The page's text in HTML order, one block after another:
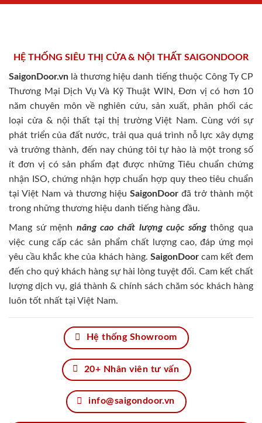
HỆ THỐNG SIÊU THỊ CỬA & NỘI THẤT SAIGONDOOR
SaigonDoor.vn là thương hiệu danh tiếng thuộc Công Ty CP
Thương Mại Dịch Vụ Và Kỹ Thuật WIN, Đơn vị có hơn 10
năm chuyên môn về nghiên cứu, sản xuất, phân phối các
loại cửa & nội thất tại thị trường Việt Nam. Cùng với sự
phát triển của đất nước, trải qua quá trình nỗ lực xây dựng
và trưởng thành, đến nay chúng tôi tự hào là một trong số
ít đơn vị có sản phẩm đạt được những Tiêu chuẩn chứng
nhận ISO, chứng nhận hợp chuẩn hợp quy theo tiêu chuẩn
tại Việt Nam và thương hiệu SaigonDoor đã trở thành một
trong những thương hiệu danh tiếng hàng đầu.
Mang sứ mệnh nâng cao chất lượng cuộc sốngthông qua
việc cung cấp các sản phẩm chất lượng cao, đáp ứng mọi
yêu cầu khắc khe của khách hàng. SaigonDoorcam kết đem
đến cho quý khách hàng sự hài lòng tuyệt đối. Cam kết chất
lượng dịch vụ, giá thành & chính sách chăm sóc khách hàng
luôn tốt nhất tại Việt Nam.
Hệ thống Showroom
20+ Nhân viên tư vấn
info@saigondoor.vn